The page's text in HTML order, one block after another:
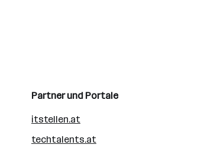
Partner und Portale
itstellen.at
techtalents.at